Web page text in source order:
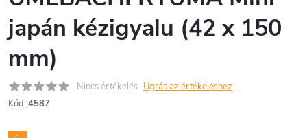
japán kézigyalu (42 x 150
mm)
Nincs értékelés Ugrás az értékeléshez
Kód: 4587